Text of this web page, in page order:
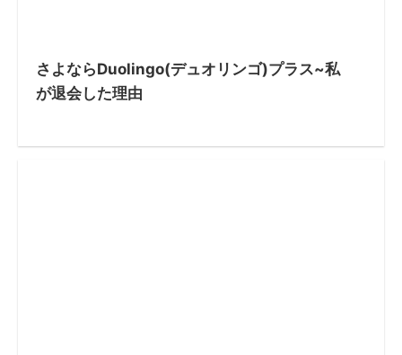
さよならDuolingo(デュオリンゴ)プラス~私
が退会した理由